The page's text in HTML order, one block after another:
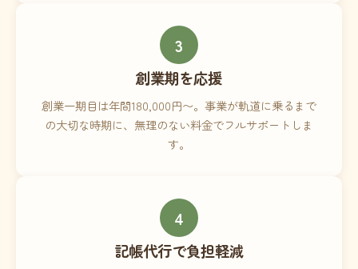
3
創業期を応援
創業一期目は年間180,000円〜。事業が軌道に乗るまで
の大切な時期に、無理のない料金でフルサポートしま
す。
4
記帳代行で負担軽減